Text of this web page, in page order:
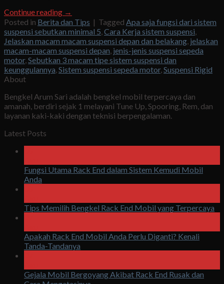
Continue reading →
Posted in Berita dan Tips | Tagged Apa saja fungsi dari sistem
suspensi sebutkan minimal 5,Cara Kerja sistem suspensi,
Jelaskan macam macam suspensi depan dan belakang, jelaskan
macam-macam suspensi depan, jenis-jenis suspensi sepeda
motor,Sebutkan 3 macam tipe sistem suspensi dan
keunggulannya,Sistem suspensi sepeda motor,Suspensi Rigid
About
Bengkel Arum Sari adalah bengkel mobil terpercaya dan
amanah, berdiri sejak 1 melayani Tune Up, Spooring, Rem, dan
layanan kaki-kaki dengan teknisi berpengalaman.
Latest Posts
Fungsi Utama Rack End dalam Sistem Kemudi Mobil
Anda
Tips Memilih Bengkel Rack End Mobil yang Terpercaya
Apakah Rack End Mobil Anda Perlu Diganti? Kenali
Tanda-Tandanya
Gejala Mobil Bergoyang Akibat Rack End Rusak dan